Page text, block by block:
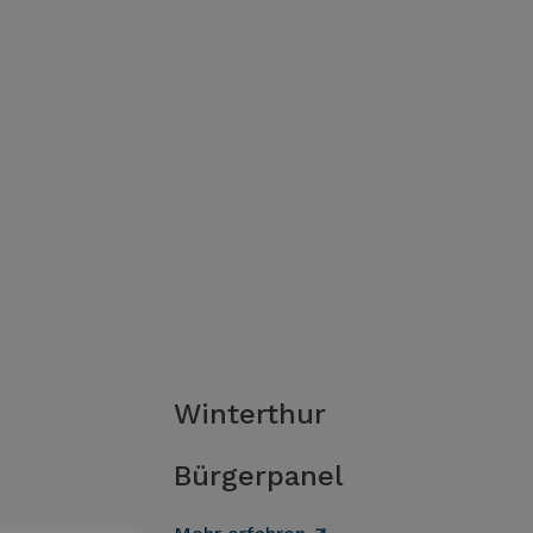
Winterthur
Bürgerpanel